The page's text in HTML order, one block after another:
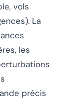
vols
La
les
précis